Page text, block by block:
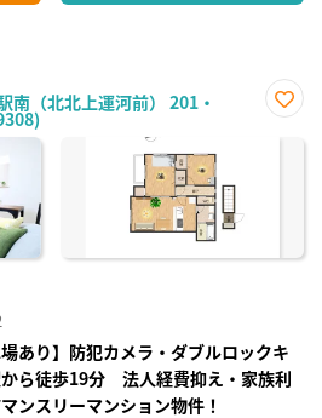
南（北北上運河前） 201・
に入
あり】防犯カメラ・ダブルロックキ
ら徒歩19分 法人経費抑え・家族利
ンスリーマンション物件！